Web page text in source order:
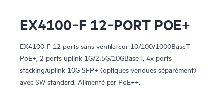
EX4100‑F 12‑PORT POE+
EX4100-F 12 ports sans ventilateur 10/100/1000BaseT
PoE+, 2 ports uplink 1G/2.5G/10GBaseT, 4x ports
stacking/uplink 10G SFP+ (optiques vendues séparément)
avec SW standard. Alimenté par PoE++.